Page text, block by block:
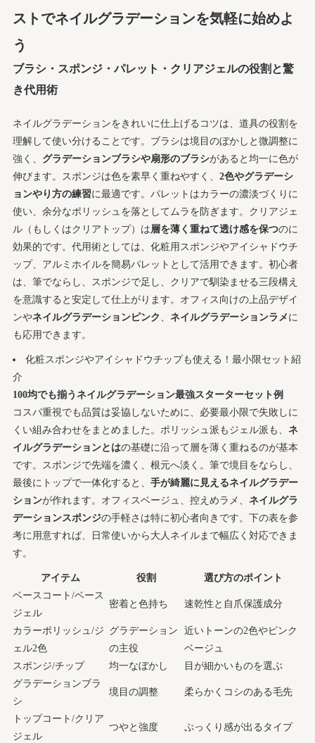
ストでネイルグラデーションを気軽に始めよ
う
ブラシ・スポンジ・パレット・クリアジェルの役割と驚
き代用術
ネイルグラデーションをきれいに仕上げるコツは、道具の役割を
理解して使い分けることです。ブラシは境目のぼかしと微調整に
強く、 グラデーションブラシや扇形のブラシがあると均一に色が
伸びます。スポンジは色を素早く重ねやすく、 2色やグラデーシ
ョンやり方の練習に最適です。パレットはカラーの濃淡づくりに
使い、余分なポリッシュを落としてムラを防ぎます。クリアジェ
ル（もしくはクリアトップ）は層を薄く重ねて透け感を保つのに
効果的です。代用術としては、化粧用スポンジやアイシャドウチ
ップ、アルミホイルを簡易パレットとして活用できます。初心者
は、筆でならし、スポンジで足し、クリアで馴染ませる三段構え
を意識すると安定して仕上がります。オフィス向けの上品デザイ
ンやネイルグラデーションピンク 、 ネイルグラデーションラメ に
も応用できます。
化粧スポンジやアイシャドウチップも使える！最小限セット紹
介
100均でも揃うネイルグラデーション最強スターターセット例
コスパ重視でも品質は妥協しないために、必要最小限で失敗しに
くい組み合わせをまとめました。ポリッシュ派もジェル派も、 ネ
イルグラデーションとはの基礎に沿って層を薄く重ねるのが基本
です。スポンジで先端を濃く、根元へ淡く。筆で境目をならし、
最後にトップで一体化すると、 手が綺麗に見えるネイルグラデー
ションが作れます。オフィスベージュ、控えめラメ、 ネイルグラ
デーションスポンジの手軽さは特に初心者向きです。下の表を参
考に用意すれば、日常使いから大人ネイルまで幅広く対応できま
す。
アイテム 役割
選び方のポイント
ベースコート/ベース
ジェル
密着と色持ち 速乾性と自爪保護成分
カラーポリッシュ/ジ
ェル2色
グラデーション
の主役
近いトーンの2色やピンク
ベージュ
スポンジ/チップ
均一なぼかし
目が細かいものを選ぶ
グラデーションブラ
シ
境目の調整 柔らかくコシのある毛先
トップコート/クリア
ジェル
つやと強度 ぷっくり感が出るタイプ